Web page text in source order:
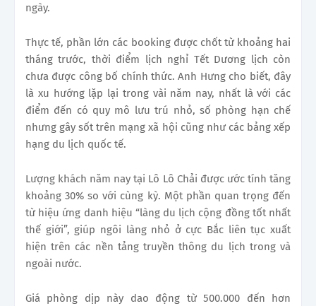
ngày.
Thực tế, phần lớn các booking được chốt từ khoảng hai
tháng trước, thời điểm lịch nghỉ Tết Dương lịch còn
chưa được công bố chính thức. Anh Hưng cho biết, đây
là xu hướng lặp lại trong vài năm nay, nhất là với các
điểm đến có quy mô lưu trú nhỏ, số phòng hạn chế
nhưng gây sốt trên mạng xã hội cũng như các bảng xếp
hạng du lịch quốc tế.
Lượng khách năm nay tại Lô Lô Chải được ước tính tăng
khoảng 30% so với cùng kỳ. Một phần quan trọng đến
từ hiệu ứng danh hiệu “làng du lịch cộng đồng tốt nhất
thế giới”, giúp ngôi làng nhỏ ở cực Bắc liên tục xuất
hiện trên các nền tảng truyền thông du lịch trong và
ngoài nước.
Giá phòng dịp này dao động từ 500.000 đến hơn